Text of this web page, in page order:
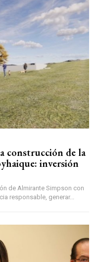
construcción de la
inversión
de Almirante Simpson con
responsable, generar...